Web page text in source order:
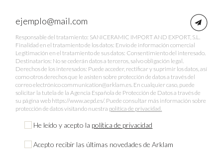
Responsable del tratamiento: SANICERAMIC IMPORT AND EXPORT, S.L.
Finalidad en el tratamiento de los datos: Envío de información comercial
Legitimación en el tratamiento de sus datos: Consentimiento del interesado.
Destinatarios: No se cederán datos a terceros, salvo obligación legal.
Derechos de los interesados: Puede acceder, rectificar y suprimir los datos, así
como otros derechos que le asisten sobre protección de datos a través del
correo electrónico communication@arklam.es. En cualquier caso, puede
solicitar la tutela de la Agencia Española de Protección de Datos a través de
su página web https://www.aepd.es/. Puede consultar más información sobre
protección de datos visitando nuestra política de privacidad.
He leído y acepto la política de privacidad
Acepto recibir las últimas novedades de Arklam